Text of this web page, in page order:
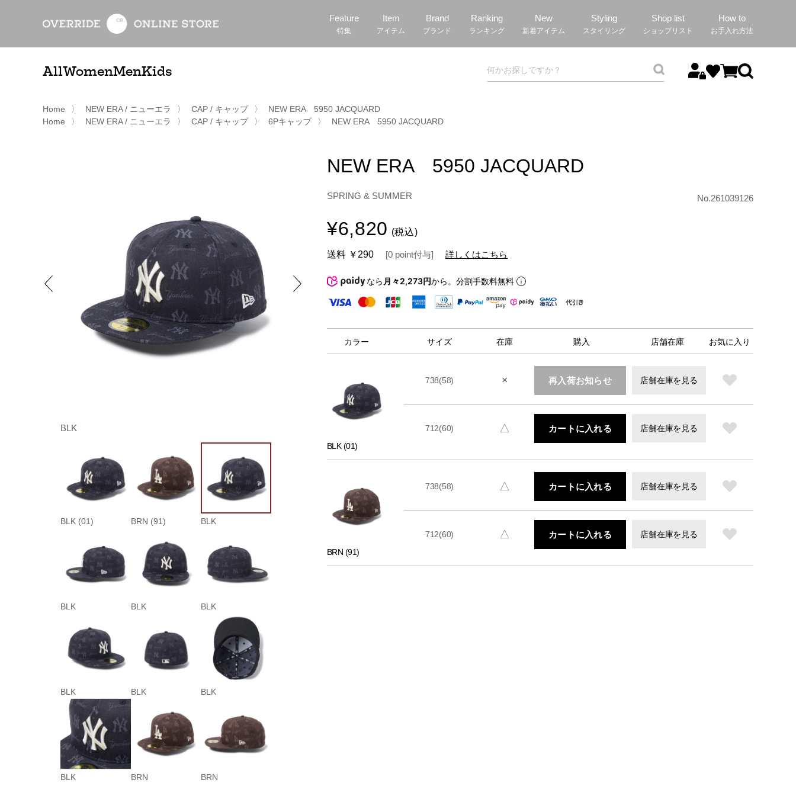
Feature
特集
Item
アイテム
Brand
ブランド
Ranking
ランキング
New
新着アイテム
Styling
スタイリング
Shop list
ショップリスト
How to
お手入れ方法
AllWomenMenKids
Home 〉 NEW ERA / ニューエラ 〉 CAP / キャップ 〉
NEW ERA 5950 JACQUARD
Home
〉 NEW ERA / ニューエラ 〉 CAP / キャップ 〉 6Pキャップ 〉 NEW ERA 5950 JACQUARD
BLK
BLK (01) BRN (91) BLK
BLK BLK BLK
BLK BLK BLK
BLK BRN BRN
NEW ERA 5950 JACQUARD
SPRING & SUMMER No.261039126
¥6,820 (税込)
送料 ￥290 [0 point付与] 詳しくはこちら
なら 月々2,273円から。分割手数料無料
カラー サイズ 在庫 購入 店舗在庫 お気に入り
BLK (01)
738(58) × 再入荷お知らせ 店舗在庫を見る
712(60) △ カートに入れる 店舗在庫を見る
BRN (91)
738(58) △ カートに入れる 店舗在庫を見る
712(60) △ カートに入れる 店舗在庫を見る